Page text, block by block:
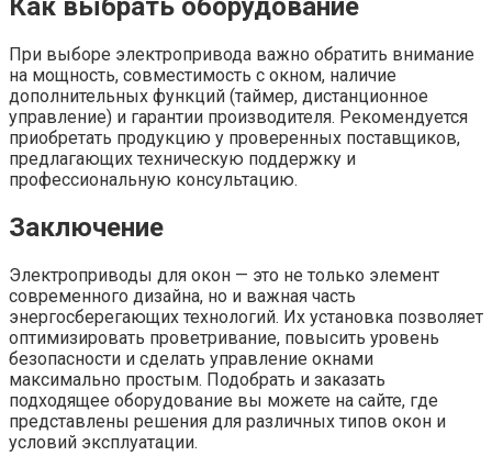
Как выбрать оборудование
При выборе электропривода важно обратить внимание
на мощность, совместимость с окном, наличие
дополнительных функций (таймер, дистанционное
управление) и гарантии производителя. Рекомендуется
приобретать продукцию у проверенных поставщиков,
предлагающих техническую поддержку и
профессиональную консультацию.
Заключение
Электроприводы для окон — это не только элемент
современного дизайна, но и важная часть
энергосберегающих технологий. Их установка позволяет
оптимизировать проветривание, повысить уровень
безопасности и сделать управление окнами
максимально простым. Подобрать и заказать
подходящее оборудование вы можете на сайте, где
представлены решения для различных типов окон и
условий эксплуатации.